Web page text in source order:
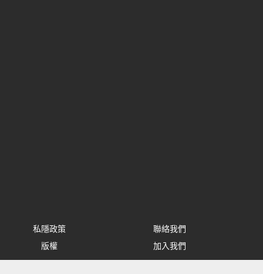
私隱政策
聯絡我們
版權 加入我們